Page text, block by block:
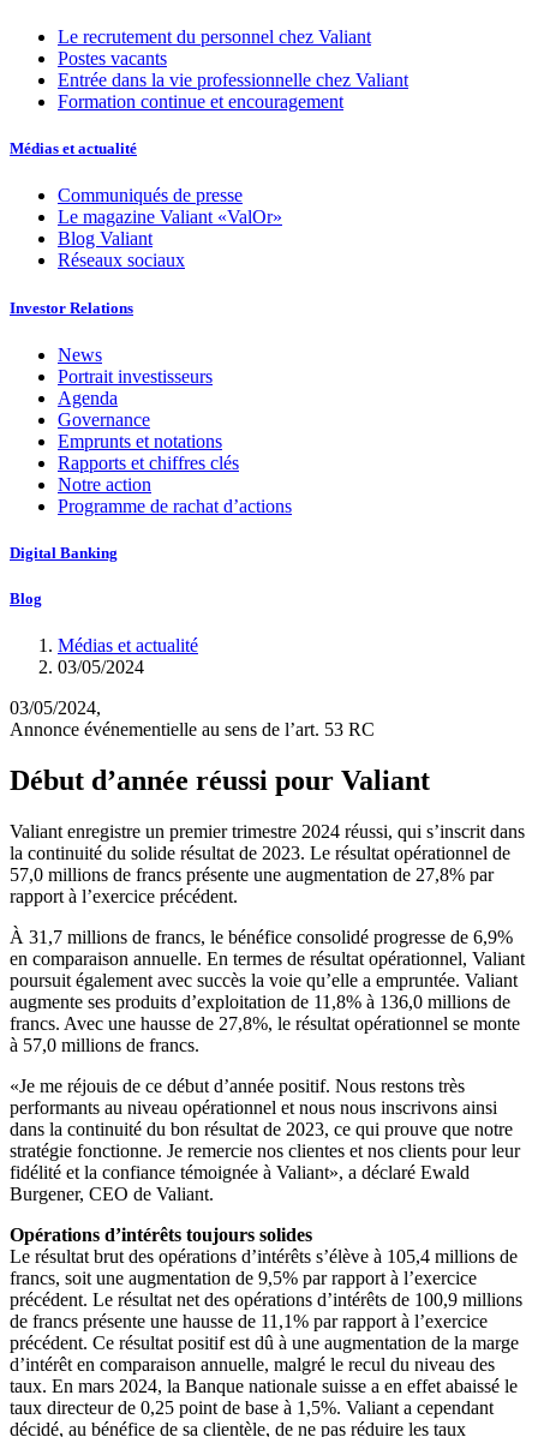
Le recrutement du personnel chez Valiant
Postes vacants
Entrée dans la vie professionnelle chez Valiant
Formation continue et encouragement
Médias et actualité
Communiqués de presse
Le magazine Valiant «ValOr»
Blog Valiant
Réseaux sociaux
Investor Relations
News
Portrait investisseurs
Agenda
Governance
Emprunts et notations
Rapports et chiffres clés
Notre action
Programme de rachat d’actions
Digital Banking
Blog
Médias et actualité
03/05/2024
03/05/2024,
Annonce événementielle au sens de l’art. 53 RC
Début d’année réussi pour Valiant
Valiant enregistre un premier trimestre 2024 réussi, qui s’inscrit dans
la continuité du solide résultat de 2023. Le résultat opérationnel de
57,0 millions de francs présente une augmentation de 27,8% par
rapport à l’exercice précédent.
À 31,7 millions de francs, le bénéfice consolidé progresse de 6,9%
en comparaison annuelle. En termes de résultat opérationnel, Valiant
poursuit également avec succès la voie qu’elle a empruntée. Valiant
augmente ses produits d’exploitation de 11,8% à 136,0 millions de
francs. Avec une hausse de 27,8%, le résultat opérationnel se monte
à 57,0 millions de francs.
«Je me réjouis de ce début d’année positif. Nous restons très
performants au niveau opérationnel et nous nous inscrivons ainsi
dans la continuité du bon résultat de 2023, ce qui prouve que notre
stratégie fonctionne. Je remercie nos clientes et nos clients pour leur
fidélité et la confiance témoignée à Valiant», a déclaré Ewald
Burgener, CEO de Valiant.
Opérations d’intérêts toujours solides
Le résultat brut des opérations d’intérêts s’élève à 105,4 millions de
francs, soit une augmentation de 9,5% par rapport à l’exercice
précédent. Le résultat net des opérations d’intérêts de 100,9 millions
de francs présente une hausse de 11,1% par rapport à l’exercice
précédent. Ce résultat positif est dû à une augmentation de la marge
d’intérêt en comparaison annuelle, malgré le recul du niveau des
taux. En mars 2024, la Banque nationale suisse a en effet abaissé le
taux directeur de 0,25 point de base à 1,5%. Valiant a cependant
décidé, au bénéfice de sa clientèle, de ne pas réduire les taux